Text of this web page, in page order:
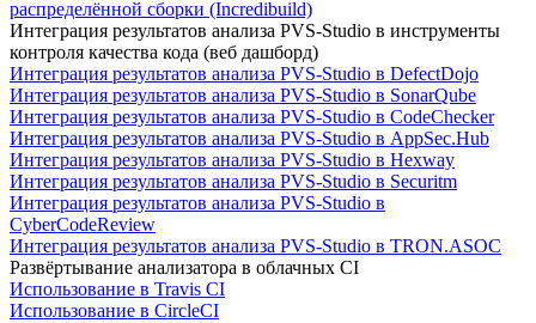
распределённой сборки (Incredibuild)
Интеграция результатов анализа PVS-Studio в инструменты
контроля качества кода (веб дашборд)
Интеграция результатов анализа PVS-Studio в DefectDojo
Интеграция результатов анализа PVS-Studio в SonarQube
Интеграция результатов анализа PVS-Studio в CodeChecker
Интеграция результатов анализа PVS-Studio в AppSec.Hub
Интеграция результатов анализа PVS-Studio в Hexway
Интеграция результатов анализа PVS-Studio в Securitm
Интеграция результатов анализа PVS-Studio в
CyberCodeReview
Интеграция результатов анализа PVS-Studio в TRON.ASOC
Развёртывание анализатора в облачных CI
Использование в Travis CI
Использование в CircleCI